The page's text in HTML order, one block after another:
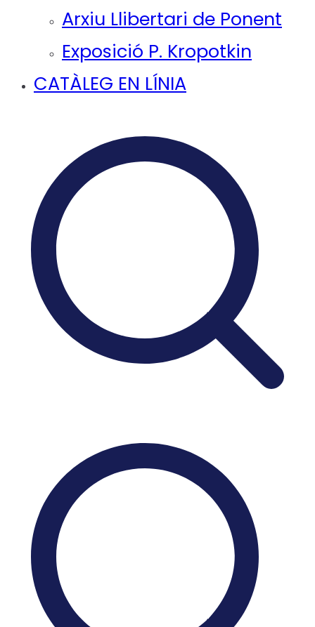
Arxiu Llibertari de Ponent
Exposició P. Kropotkin
CATÀLEG EN LÍNIA